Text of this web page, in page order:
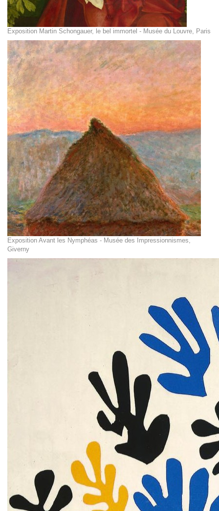
Exposition Martin Schongauer, le bel immortel - Musée du Louvre, Paris
Exposition Avant les Nymphéas - Musée des Impressionnismes,
Giverny